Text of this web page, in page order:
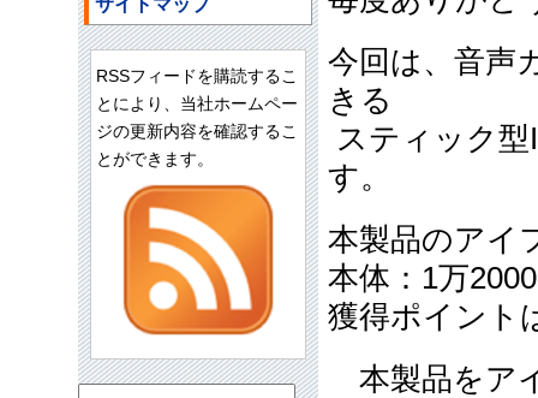
今回は、音声
きる
スティック
す。
本製品のアイ
本体：1万
獲得ポイント
本製品をア
RSSフィードを購読するこ
とにより、当社ホームペー
ジの更新内容を確認するこ
とができます。